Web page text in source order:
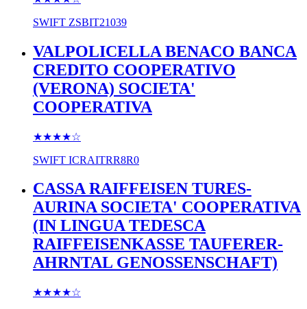
SWIFT ZSBIT21039
VALPOLICELLA BENACO BANCA
CREDITO COOPERATIVO
(VERONA) SOCIETA'
COOPERATIVA
★★★★☆
SWIFT ICRAITRR8R0
CASSA RAIFFEISEN TURES-
AURINA SOCIETA' COOPERATIVA
(IN LINGUA TEDESCA
RAIFFEISENKASSE TAUFERER-
AHRNTAL GENOSSENSCHAFT)
★★★★☆